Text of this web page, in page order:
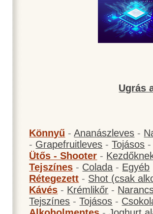
Ugrás
Könnyű -Ananászleves -
- Grapefruitleves -Tojásos
Ütős - Shooter -
Tejszínes - Colada - Egyéb
Rétegezett - Shot (csak
Kávés - Krémlikőr -
Tejszínes -Tojásos -